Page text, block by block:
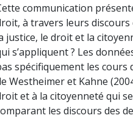
communication
à travers leurs discours
justice, le droit et la
s’appliquent ? Les
spécifiquement les cours
Westheimer et Kahne
et à la citoyenneté qui
les discours des